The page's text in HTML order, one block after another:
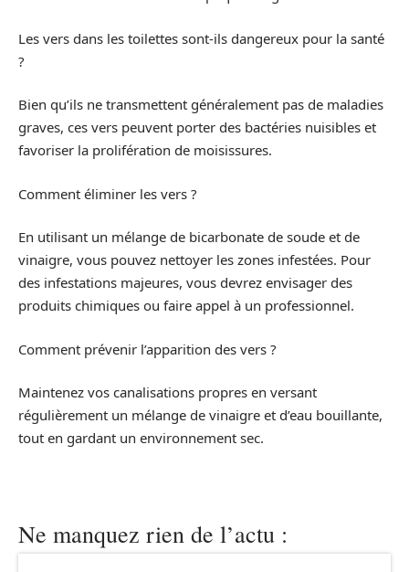
Les vers dans les toilettes sont-ils dangereux pour la santé
?
Bien qu’ils ne transmettent généralement pas de maladies
graves, ces vers peuvent porter des bactéries nuisibles et
favoriser la prolifération de moisissures.
Comment éliminer les vers ?
En utilisant un mélange de bicarbonate de soude et de
vinaigre, vous pouvez nettoyer les zones infestées. Pour
des infestations majeures, vous devrez envisager des
produits chimiques ou faire appel à un professionnel.
Comment prévenir l’apparition des vers ?
Maintenez vos canalisations propres en versant
régulièrement un mélange de vinaigre et d’eau bouillante,
tout en gardant un environnement sec.
Ne manquez rien de l’actu :